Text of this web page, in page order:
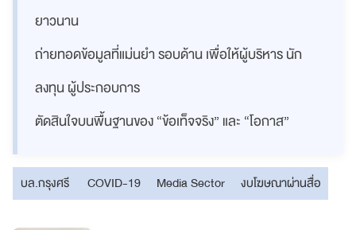
ยาวนาน
ถ่ายทอดข้อมูลที่แม่นยำ รอบด้าน เพื่อให้ผู้บริหาร นัก
ลงทุน ผู้ประกอบการ
ตัดสินใจบนพื้นฐานของ “ข้อเท็จจริง” และ “โอกาส”
บล.กรุงศรี COVID-19 Media Sector งบโฆษณาผ่านสื่อ